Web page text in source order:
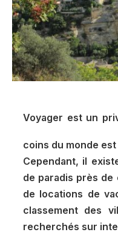
Voyager est un
coins du monde
Cependant, il
de paradis près de
de locations de
classement des
recherchés sur